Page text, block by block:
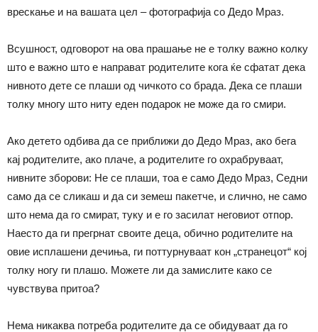
врескање и на вашата цел – фотографија со Дедо Мраз.
Всушност, одговорот на ова прашање не е толку важно колку
што е важно што е направат родителите кога ќе сфатат дека
нивното дете се плаши од чичкото со брада. Дека се плаши
толку многу што ниту еден подарок не може да го смири.
Ако детето одбива да се приближи до Дедо Мраз, ако бега
кај родителите, ако плаче, а родителите го охрабруваат,
нивните зборови: Не се плаши, тоа е само Дедо Мраз, Седни
само да се сликаш и да си земеш пакетче, и слично, не само
што нема да го смират, туку и е го засилат неговиот отпор.
Наесто да ги прегрнат своите деца, обично родителите на
овие исплашени дечиња, ги поттурнуваат кон „странецот“ кој
толку ногу ги плашо. Можете ли да замислите како се
чувствува притоа?
Нема никаква потреба родителите да се обидуваат да го